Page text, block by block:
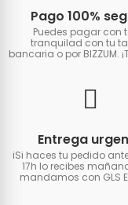
Pago 100%
Puedes pagar con
tranquilad con tu
bancaria o por BIZZUM.
Entrega
iSi haces tu pedido
17h lo recibes
mandamos con GLS